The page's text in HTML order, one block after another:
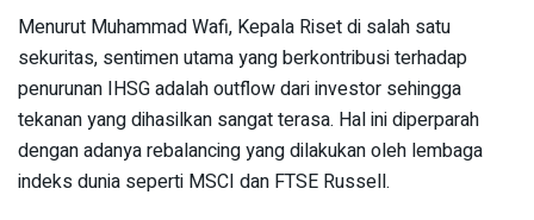
Menurut Muhammad Wafi, Kepala Riset di salah satu
sekuritas, sentimen utama yang berkontribusi terhadap
penurunan IHSG adalah outflow dari investor sehingga
tekanan yang dihasilkan sangat terasa. Hal ini diperparah
dengan adanya rebalancing yang dilakukan oleh lembaga
indeks dunia seperti MSCI dan FTSE Russell.